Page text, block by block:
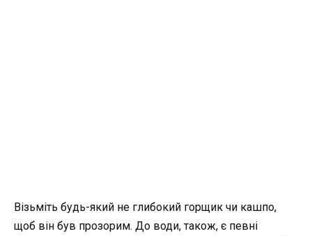
Візьміть будь-який не глибокий горщик чи кашпо,
щоб він був прозорим. До води, також, є певні